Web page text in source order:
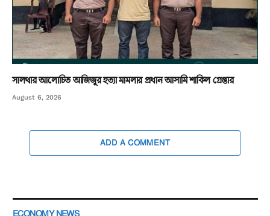
সালথার আলোচিত আজিজুর হত্যা মামলার প্রধান আসামি শাকিল গ্রেপ্তার
August 6, 2026
ADD A COMMENT
ECONOMY NEWS